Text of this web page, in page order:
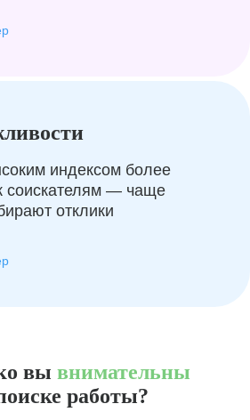
индексом более
соискателям — чаще
отклики
вы внимательны
работы?